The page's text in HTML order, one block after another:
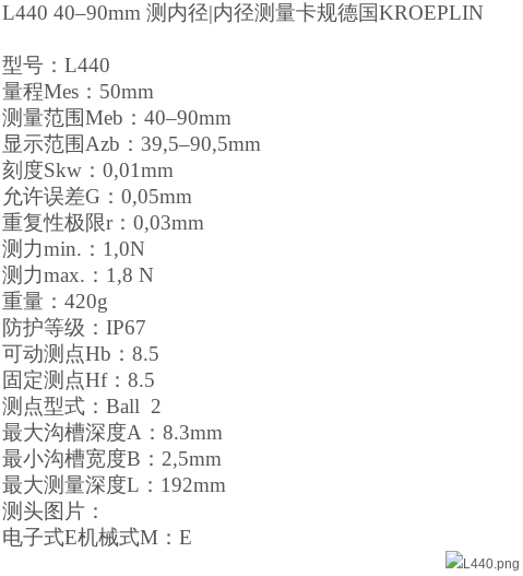
L440 40–90mm 测内径|内径测量卡规德国KROEPLIN
型号： L440
量程Mes ： 50mm
测量范围Meb ： 40–90mm
显示范围Azb ： 39,5–90,5mm
刻度Skw ： 0,01mm
允许误差G ： 0,05mm
重复性极限r： 0,03mm
测力min. ： 1,0N
测力max. ： 1,8 N
重量： 420g
防护等级： IP67
可动测点Hb ： 8.5
固定测点Hf： 8.5
测点型式： Ball 2
最大沟槽深度A ： 8.3mm
最小沟槽宽度B ： 2,5mm
最大测量深度L ： 192mm
测头图片：
电子式E机械式M ： E